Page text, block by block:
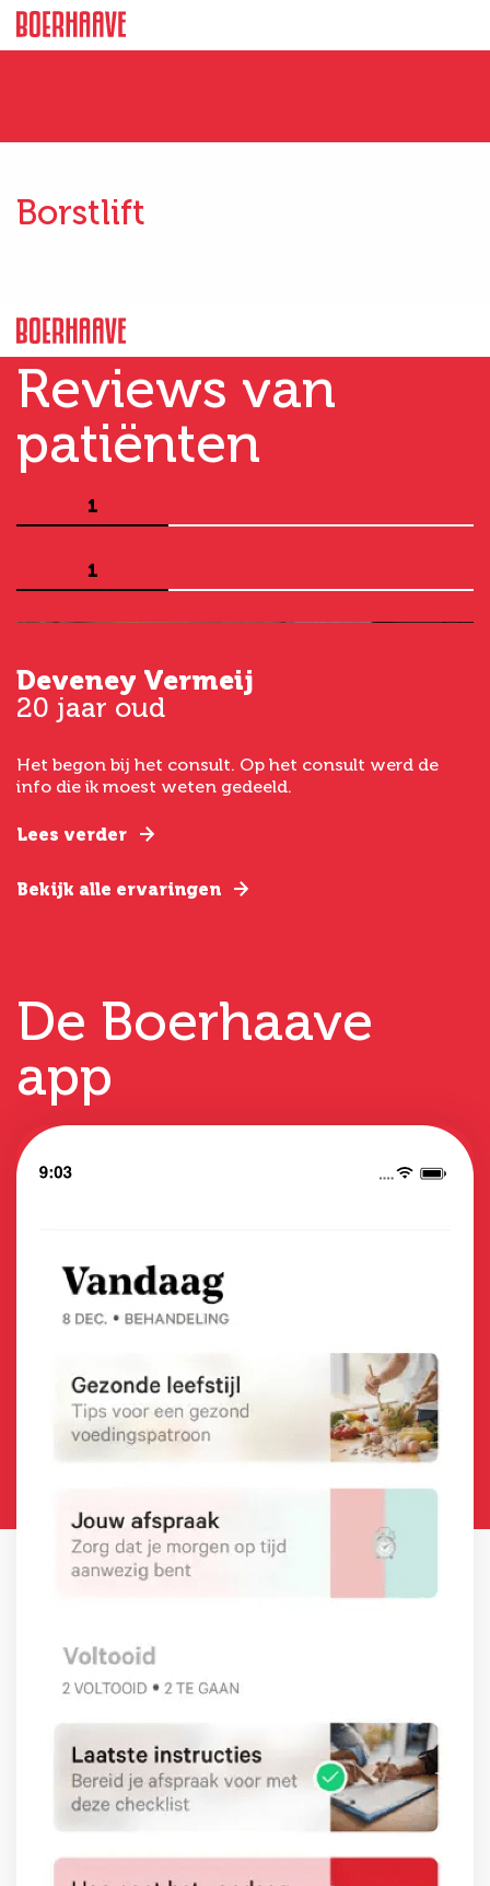
Borstlift
Reviews van
patiënten
1
1
Deveney Vermeij
20 jaar oud
Het begon bij het consult. Op het consult werd de
info die ik moest weten gedeeld.
Lees verder
Bekijk alle ervaringen
De Boerhaave
app